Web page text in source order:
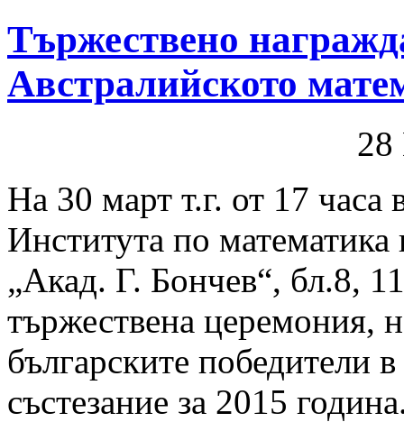
Тържествено
Австралийското
28
На 30 март т.г. от 17 часа
Института по
„Акад. Г. Бончев“, бл.8,
тържествена церемония,
българските победители
състезание за 2015